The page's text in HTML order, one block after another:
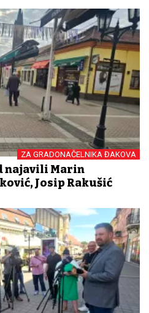
ZA GRADONAČELNIKA ĐAKOVA
najavili Marin
Josip Rakušić